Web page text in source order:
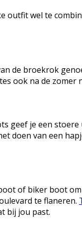
outfit wel te
de broekrok
ook na de zomer
geef je een
doen van een
of biker boot
te flaneren.
bij jou past.